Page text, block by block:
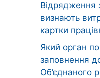
Відрядження
визнають
картки
Який орган
заповнення
Об’єднаного